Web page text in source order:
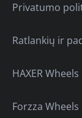
Privatumo
Ratlankių ir
HAXER Wheels
Forzza Wheels